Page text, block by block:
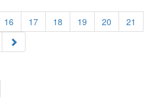
16 17 18 19 20
21